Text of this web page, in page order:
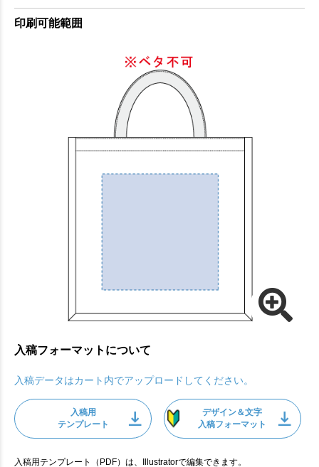
印刷可能範囲
入稿フォーマットについて
入稿データはカート内でアップロードしてください。
入稿用
テンプレート
デザイン＆文字
入稿フォーマット
入稿用テンプレート（PDF）は、Illustratorで編集できます。